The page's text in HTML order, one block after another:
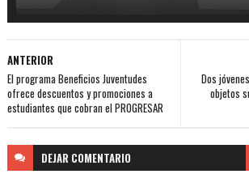
Dos
objetos
ANTERIOR
El programa Beneficios Juventudes
ofrece descuentos y promociones a
estudiantes que cobran el PROGRESAR
DEJAR COMENTARIO